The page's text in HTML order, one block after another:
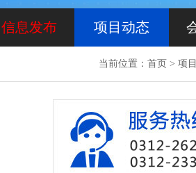
信息发布 项目动态
当前位置： 首页 > 项